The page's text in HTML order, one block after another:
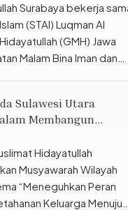
Surabaya bekerja
(STAI) Luqman Al
(GMH) Jawa
Malam Bina Iman dan
diikuti oleh mahasiswi
[…]
Sulawesi Utara
Membangun
Hidayatullah
Musyawarah Wilayah
“Meneguhkan Peran
Keluarga Menuju